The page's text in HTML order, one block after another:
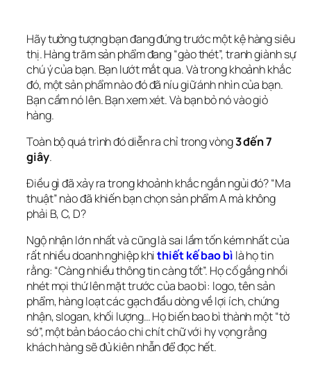
Hãy tưởng tượng bạn đang đứng trước một kệ hàng siêu
thị. Hàng trăm sản phẩm đang “gào thét”, tranh giành sự
chú ý của bạn. Bạn lướt mắt qua. Và trong khoảnh khắc
đó, một sản phẩm nào đó đã níu giữ ánh nhìn của bạn.
Bạn cầm nó lên. Bạn xem xét. Và bạn bỏ nó vào giỏ
hàng.
Toàn bộ quá trình đó diễn ra chỉ trong vòng 3 đến 7
giây.
Điều gì đã xảy ra trong khoảnh khắc ngắn ngủi đó? “Ma
thuật” nào đã khiến bạn chọn sản phẩm A mà không
phải B, C, D?
Ngộ nhận lớn nhất và cũng là sai lầm tốn kém nhất của
rất nhiều doanh nghiệp khi thiết kế bao bì là họ tin
rằng: “Càng nhiều thông tin càng tốt”. Họ cố gắng nhồi
nhét mọi thứ lên mặt trước của bao bì: logo, tên sản
phẩm, hàng loạt các gạch đầu dòng về lợi ích, chứng
nhận, slogan, khối lượng… Họ biến bao bì thành một “tờ
sớ”, một bản báo cáo chi chít chữ với hy vọng rằng
khách hàng sẽ đủ kiên nhẫn để đọc hết.